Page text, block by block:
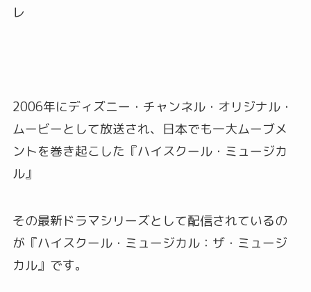
レ
2006年にディズニー・チャンネル・オリジナル・
ムービーとして放送され、日本でも一大ムーブメ
ントを巻き起こした『ハイスクール・ミュージカ
ル』
その最新ドラマシリーズとして配信されているの
が『ハイスクール・ミュージカル：ザ・ミュージ
カル』です。